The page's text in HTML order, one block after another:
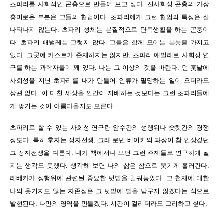
초파리를 사회적인 곤충으로 만들어 보고 싶다. 진사회성 곤충의 가장
흥미로운 부분은 그들의 협업이다. 초파리에게 그런 협업의 특성은 잘
나타나지 않는다. 초파리 성체는 본질적으로 단독생활을 하는 곤충이
다. 초파리 애벌레는 그렇지 않다. 그들은 함께 모이는 본능을 가지고
있다. 그곳에 카스트가 존재하지는 않지만, 초파리 애벌레로 사회성 연
구를 하는 과학자들이 꽤 있다. 나는 그 이상의 것을 바란다. 먼 훗날에
사회성을 지닌 초파리를 내가 만들어 인류가 멸망하는 일이 오더라도
상관 없다. 이 미친 세상을 인간이 지배하는 것보다는 그런 초파리들에
게 맞기는 것이 아름다울지도 모른다.
초파리로 할 수 있는 사회성 연구란 암수간의 성행위나 숫컷간의 경쟁
정도다. 특히 후자는 정자전쟁, 그래 로빈 베이커의 과장이 참 인상깊던
그 정자전쟁을 다룬다. 내가 책에서나 보던 그런 주제들로 연구하게 될
지는 생각도 못했다. 생각해 보면 나의 삶은 참으로 웃기게 흘러간다.
레베카가 성행위에 관련된 중요한 텃밭을 일궈놓았다. 그 천재에 대한
나의 웃기지도 않는 자존심은 그 텃밭에 발을 담구지 않겠다는 식으로
발현된다. 나만의 영역을 만들겠다. 시간이 걸리더라도 그리하고 싶다.